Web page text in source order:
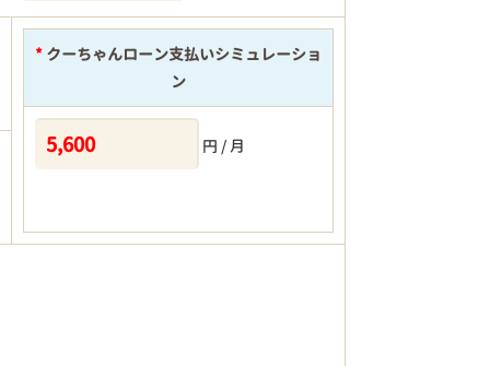
* クーちゃんローン支払いシミュレーショ
ン
円 / 月